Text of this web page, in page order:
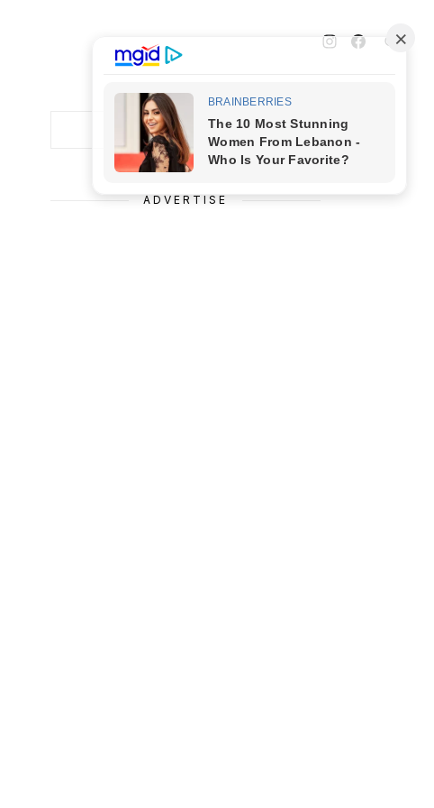
Cari
ADVERTISE